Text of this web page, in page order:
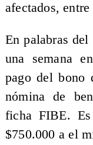
afectados,
En palabras
una semana
pago del bono
nómina de
ficha FIBE.
$750.000 a el